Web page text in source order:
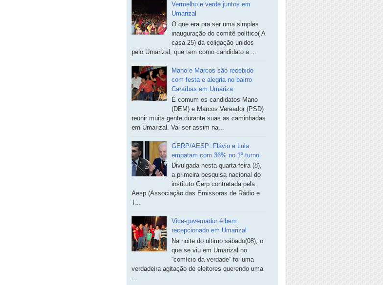
Vermelho e verde juntos em
Umarizal
O que era pra ser uma simples
inauguração do comitê político( A
casa 25) da coligação unidos
pelo Umarizal, que tem como candidato a ...
Mano e Marcos são recebido
com festa e alegria no bairro
Caraíbas em Umariza
É comum os candidatos Mano
(DEM) e Marcos Vereador (PSD)
reunir muita gente durante suas as caminhadas
em Umarizal. Vai ser assim na...
GERP/AESP: Flávio e Lula
empatam com 36% no 1º turno
Divulgada nesta quarta-feira (8),
a primeira pesquisa nacional do
instituto Gerp contratada pela
Aesp (Associação das Emissoras de Rádio e
T...
Vice-governador é bem
recepcionado em Umarizal
Na noite do ultimo sábado(08), o
que se viu em Umarizal no
“comício da verdade” foi uma
verdadeira agitação de eleitores querendo uma